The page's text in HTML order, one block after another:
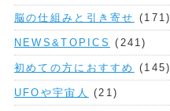
脳の仕組みと引き寄せ (171)
NEWS&TOPICS (241)
初めての方におすすめ (145)
UFOや宇宙人 (21)